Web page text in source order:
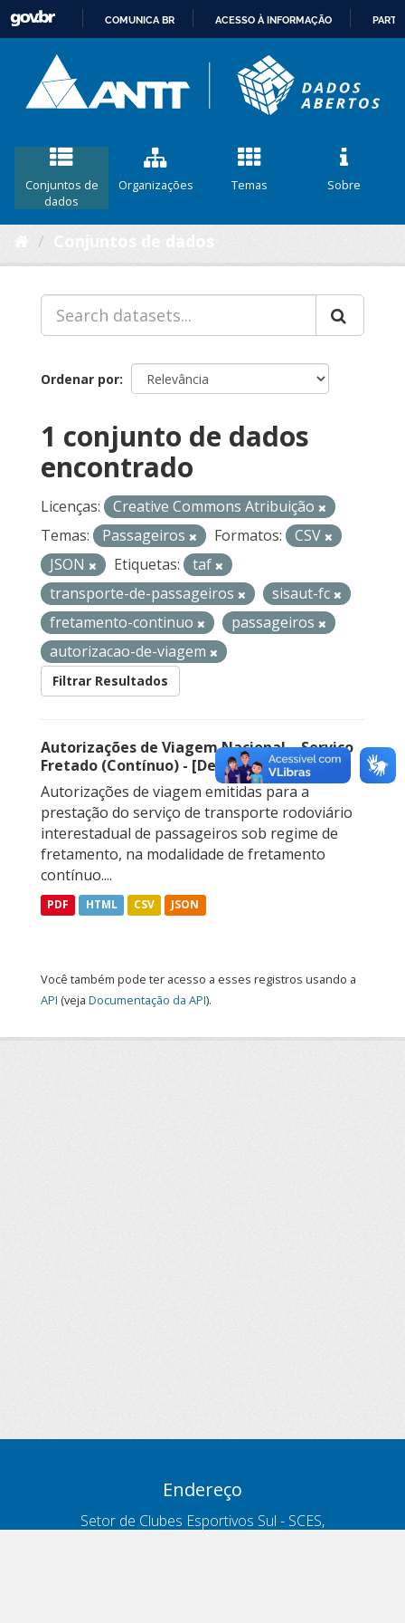
CONTEÚDO
COMUNICA BR ACESSO À INFORMAÇÃO
Conjuntos de
dados
Organizações Temas Sobre
Ordenar por
1 conjunto de dados
encontrado
Licenças:
Creative Commons Atribuição
Temas:
Passageiros Formatos:
CSV
JSON
Etiquetas:
taf
transporte-de-passageiros
sisaut-fc
fretamento-continuo
passageiros
autorizacao-de-viagem
Filtrar Resultados
Autorizações de Viagem Nacional – Serviço
Fretado (Contínuo) - [Descontinuado]
Autorizações de viagem emitidas para a
prestação do serviço de transporte rodoviário
interestadual de passageiros sob regime de
fretamento, na modalidade de fretamento
contínuo....
PDF HTML CSV JSON
Você também pode ter acesso a esses registros usando a
API (veja Documentação da API).
Endereço
Setor de Clubes Esportivos Sul - SCES,